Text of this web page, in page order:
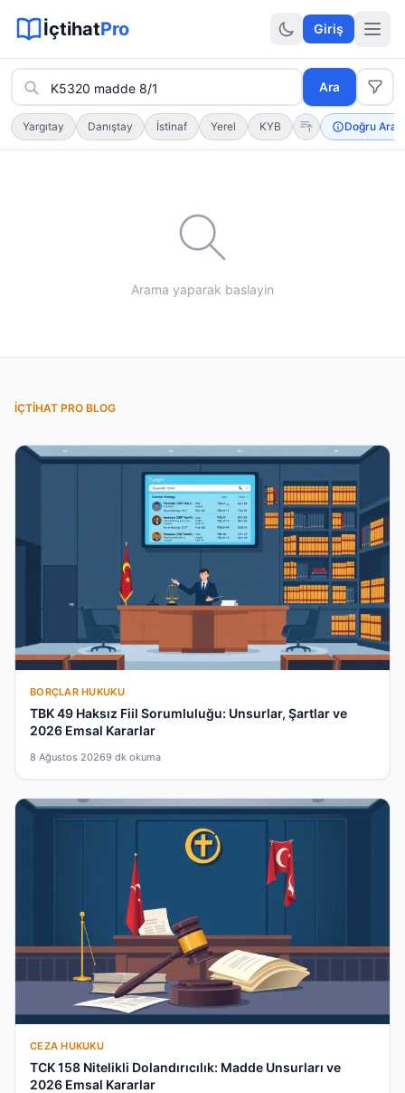
Hukuki Araçlar
İçtihatPro Giriş
Ara
Yargıtay Danıştay İstinaf Yerel KYB Doğru
Arama yaparak baslayin
İÇTIHAT PRO BLOG
BORÇLAR HUKUKU
TBK 49 Haksız Fiil Sorumluluğu: Unsurlar, Şartlar ve
2026 Emsal Kararlar
8 Ağustos 20269 dk okuma
CEZA HUKUKU
TCK 158 Nitelikli Dolandırıcılık: Madde Unsurları ve
2026 Emsal Kararlar